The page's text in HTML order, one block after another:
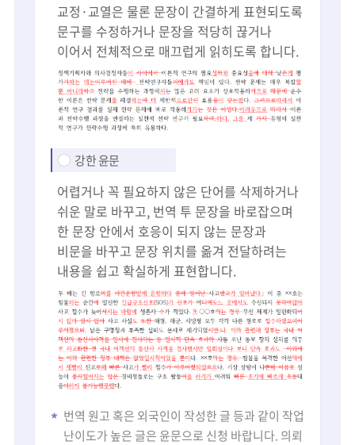
교정·교열은 물론 문장이 간결하게 표현되도록
문구를 수정하거나 문장을 적당히 끊거나
이어서 전체적으로 매끄럽게 읽히도록 합니다.
강한 윤문
어렵거나 꼭 필요하지 않은 단어를 삭제하거나
쉬운 말로 바꾸고, 번역 투 문장을 바로잡으며
한 문장 안에서 호응이 되지 않는 문장과
비문을 바꾸고 문장 위치를 옮겨 전달하려는
내용을 쉽고 확실하게 표현합니다.
번역 원고 혹은 외국인이 작성한 글 등과 같이 작업
난이도가 높은 글은 윤문으로 신청 바랍니다. 의뢰